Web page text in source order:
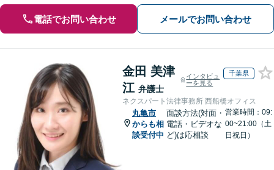
電話でお問い合わせ メールでお問い合わせ
金田 美津
江 弁護士
インタビュ
ーを見る
千葉県
ネクスパート法律事務所 西船橋オフィス
丸亀市
からも相
談受付中
面談方法(対面・
電話・ビデオな
ど)は応相談
営業時間：09:
00~21:00（土
日祝日）